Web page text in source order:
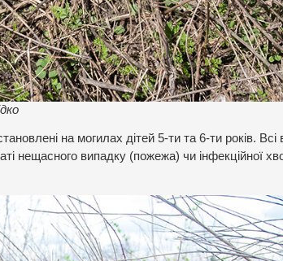
на могилах дітей 5-ти та 6-ти років. Всі
нещасного випадку (пожежа) чи інфекційної